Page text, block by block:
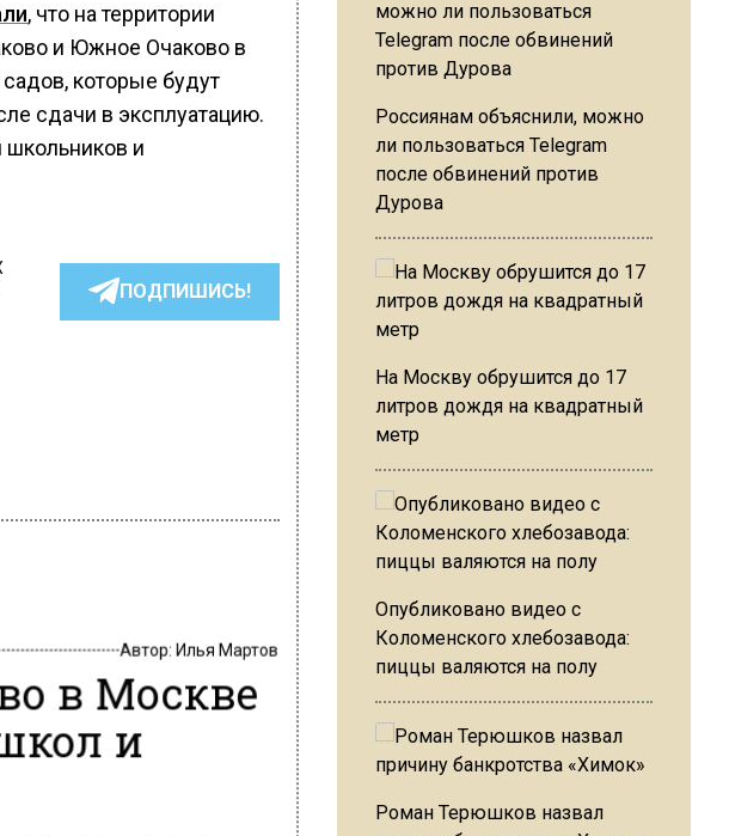
, что на территории
и Южное Очаково в
которые будут
сдачи в эксплуатацию.
школьников и
ПОДПИШИСЬ!
Автор:Илья Мартов
в Москве
и
Россиянам объяснили, можно
ли пользоваться Telegram
после обвинений против
Дурова
На Москву обрушится до 17
литров дождя на квадратный
метр
Опубликовано видео с
Коломенского хлебозавода:
пиццы валяются на полу
Роман Терюшков назвал